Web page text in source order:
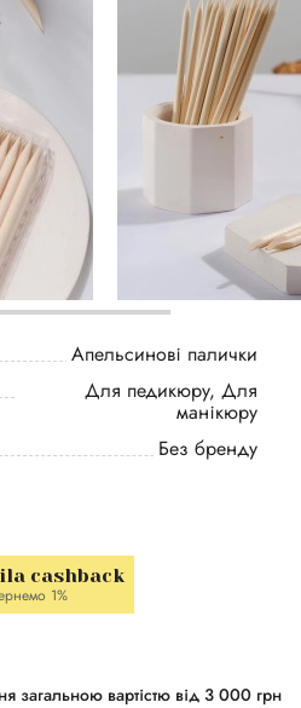
Апельсинові палички
Для педикюру, Для
манікюру
Без бренду
cashback
1%
загальною вартістю від 3 000 грн